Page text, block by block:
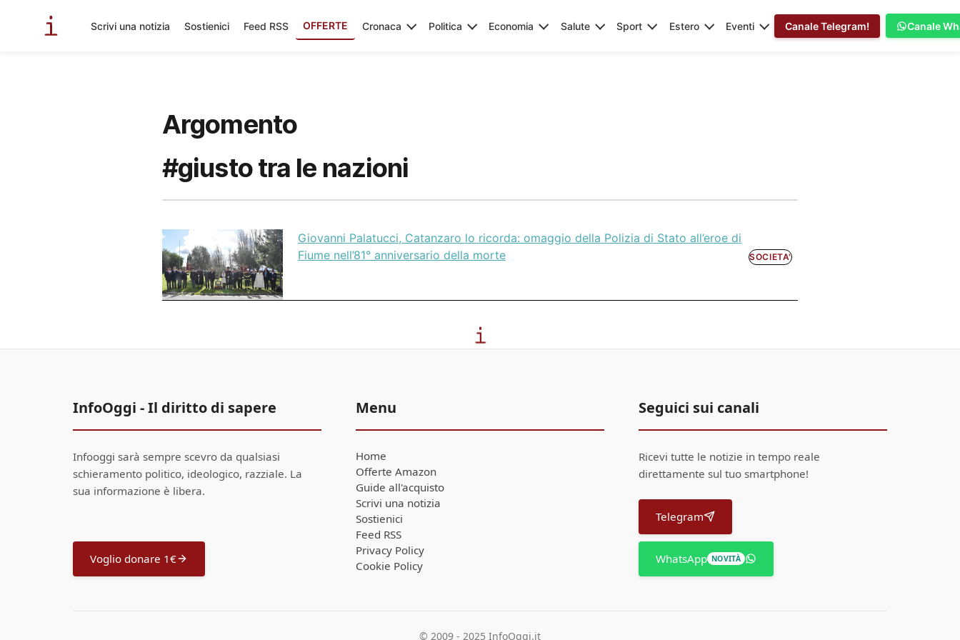
Scrivi una notizia Sostienici Feed RSS OFFERTE Cronaca Politica Economia Salute Sport Estero Eventi Canale Telegram! Canale
Argomento
#giusto tra le nazioni
Giovanni Palatucci, Catanzaro lo ricorda: omaggio della Polizia di Stato all’eroe di
Fiume nell’81° anniversario della morte
SOCIETA'
InfoOggi - Il diritto di sapere
Infooggi sarà sempre scevro da qualsiasi
schieramento politico, ideologico, razziale. La
sua informazione è libera.
Voglio donare 1€
Menu
Home
Offerte Amazon
Guide all'acquisto
Scrivi una notizia
Sostienici
Feed RSS
Privacy Policy
Cookie Policy
Seguici sui canali
Ricevi tutte le notizie in tempo reale
direttamente sul tuo smartphone!
Telegram
WhatsApp NOVITÀ
© 2009 - 2025 InfoOggi.it